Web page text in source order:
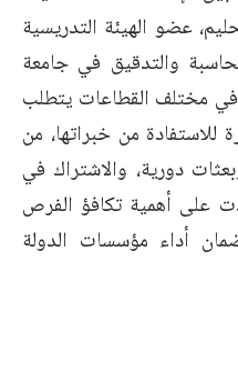
عضو الهيئة التدريسية
والتدقيق في جامعة
في مختلف القطاعات يتطلب
للاستفادة من خبراتها، من
دورية، والاشتراك في
على أهمية تكافؤ الفرص
أداء مؤسسات الدولة